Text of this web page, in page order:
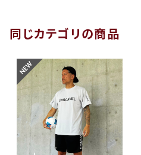
同じカテゴリの商品